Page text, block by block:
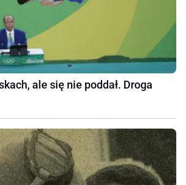
ale się nie poddał. Droga